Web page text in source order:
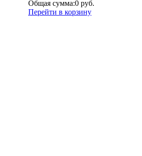
Общая сумма:0 руб.
Перейти в корзину